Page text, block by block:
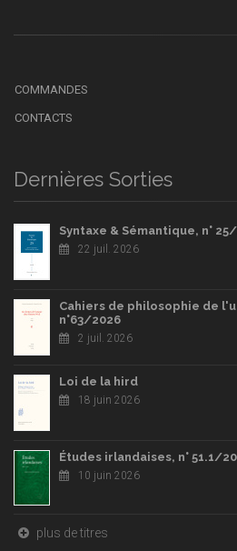
COMMANDES
CONTACTS
Dernières Sorties
Syntaxe & Sémantique, n°
22 juil. 2026
Cahiers de philosophie de
n°63/2026
2 juil. 2026
Loi de la hird
18 juin 2026
Études irlandaises, n° 51.1/
10 juin 2026
plus de titres